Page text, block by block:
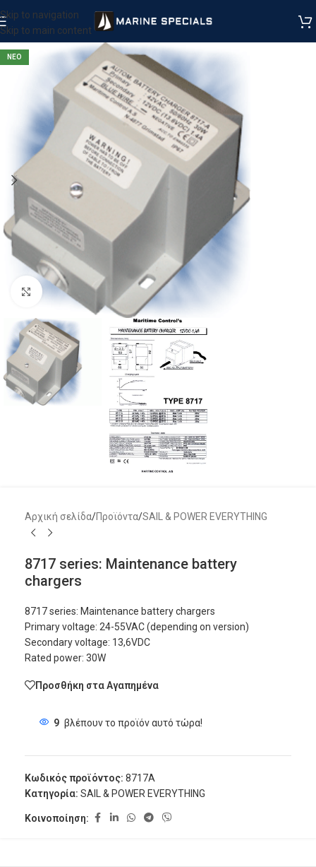
Skip to navigation
Skip to main content
ΝΕΟ
Μεγέθυνση
Αρχική σελίδα/Προϊόντα/SAIL & POWER EVERYTHING
8717 series: Maintenance battery
chargers
8717 series: Maintenance battery chargers
Primary voltage: 24-55VAC (depending on version)
Secondary voltage: 13,6VDC
Rated power: 30W
Προσθήκη στα Αγαπημένα
9 βλέπουν το προϊόν αυτό τώρα!
Κωδικός προϊόντος: 8717A
Κατηγορία: SAIL & POWER EVERYTHING
Κοινοποίηση: